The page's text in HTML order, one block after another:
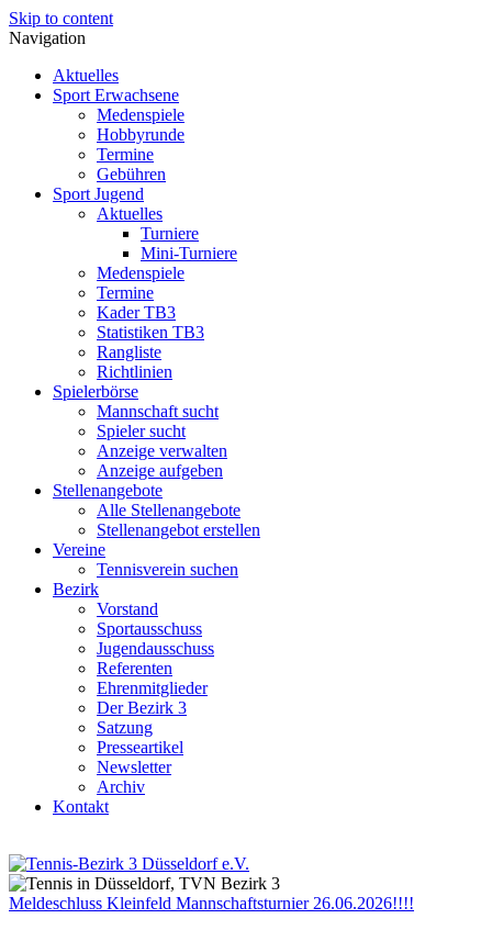
Skip to content
Navigation
Aktuelles
Sport Erwachsene
Medenspiele
Hobbyrunde
Termine
Gebühren
Sport Jugend
Aktuelles
Turniere
Mini-Turniere
Medenspiele
Termine
Kader TB3
Statistiken TB3
Rangliste
Richtlinien
Spielerbörse
Mannschaft sucht
Spieler sucht
Anzeige verwalten
Anzeige aufgeben
Stellenangebote
Alle Stellenangebote
Stellenangebot erstellen
Vereine
Tennisverein suchen
Bezirk
Vorstand
Sportausschuss
Jugendausschuss
Referenten
Ehrenmitglieder
Der Bezirk 3
Satzung
Presseartikel
Newsletter
Archiv
Kontakt
Meldeschluss Kleinfeld Mannschaftsturnier 26.06.2026!!!!